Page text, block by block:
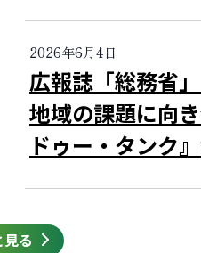
2026年6月4日
広報誌「総務省
地域の課題に向
ドゥー・タンク
る